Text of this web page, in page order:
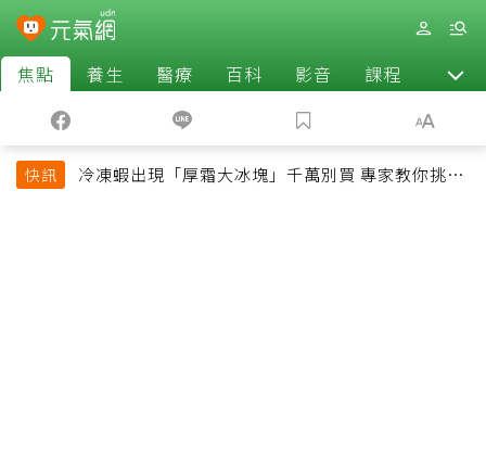
焦點 養生 醫療 百科 影音 課程 退休
快訊
冷凍蝦出現「厚霜大冰塊」千萬別買 專家教你挑出